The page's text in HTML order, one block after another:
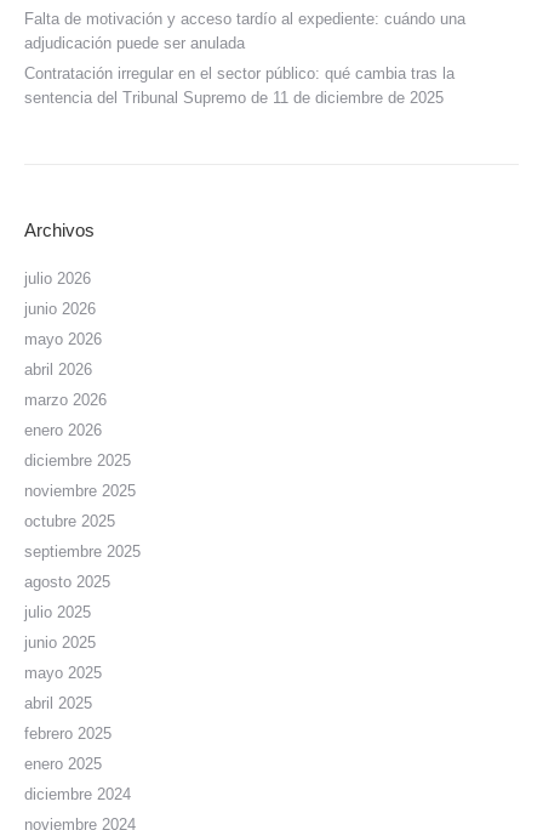
Falta de motivación y acceso tardío al expediente: cuándo una
adjudicación puede ser anulada
Contratación irregular en el sector público: qué cambia tras la
sentencia del Tribunal Supremo de 11 de diciembre de 2025
Archivos
julio 2026
junio 2026
mayo 2026
abril 2026
marzo 2026
enero 2026
diciembre 2025
noviembre 2025
octubre 2025
septiembre 2025
agosto 2025
julio 2025
junio 2025
mayo 2025
abril 2025
febrero 2025
enero 2025
diciembre 2024
noviembre 2024